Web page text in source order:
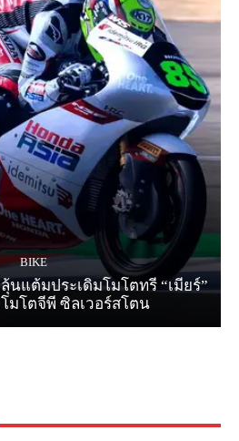
BIKE
นแต้มประเดิมโมโตทรี “เมียร์”
มโตจีพี ซิลเวอร์สโตน